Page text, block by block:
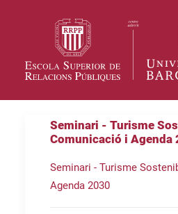
Seminari - Turisme
Comunicació i Agenda
Seminari - Turisme
Agenda 2030